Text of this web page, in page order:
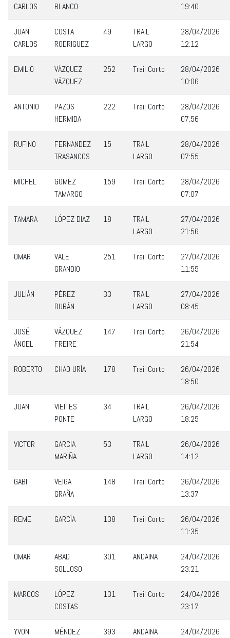
CARLOS
BLANCO
19:40
JUAN
CARLOS
COSTA
RODRIGUEZ
49
TRAIL
LARGO
28/04/2026
12:12
EMILIO
VÁZQUEZ
VÁZQUEZ
252 Trail Corto
28/04/2026
10:06
ANTONIO
PAZOS
HERMIDA
222 Trail Corto
28/04/2026
07:56
RUFINO
FERNANDEZ
TRASANCOS
15
TRAIL
LARGO
28/04/2026
07:55
MICHEL
GOMEZ
TAMARGO
159 Trail Corto
28/04/2026
07:07
TAMARA LÓPEZ DIAZ 18
TRAIL
LARGO
27/04/2026
21:56
OMAR
VALE
GRANDIO
251 Trail Corto
27/04/2026
11:55
JULIÁN
PÉREZ
DURÁN
33
TRAIL
LARGO
27/04/2026
08:45
JOSÉ
ÁNGEL
VÁZQUEZ
FREIRE
147 Trail Corto
26/04/2026
21:54
ROBERTO CHAO URÍA 178 Trail Corto
26/04/2026
18:50
JUAN
VIEITES
PONTE
34
TRAIL
LARGO
26/04/2026
18:25
VICTOR
GARCIA
MARIÑA
53
TRAIL
LARGO
26/04/2026
14:12
GABI
VEIGA
GRAÑA
148 Trail Corto
26/04/2026
13:37
REME GARCÍA 138 Trail Corto
26/04/2026
11:35
OMAR
ABAD
SOLLOSO
301 ANDAINA
24/04/2026
23:21
MARCOS
LÓPEZ
COSTAS
131 Trail Corto
24/04/2026
23:17
YVON MÉNDEZ 393 ANDAINA
24/04/2026